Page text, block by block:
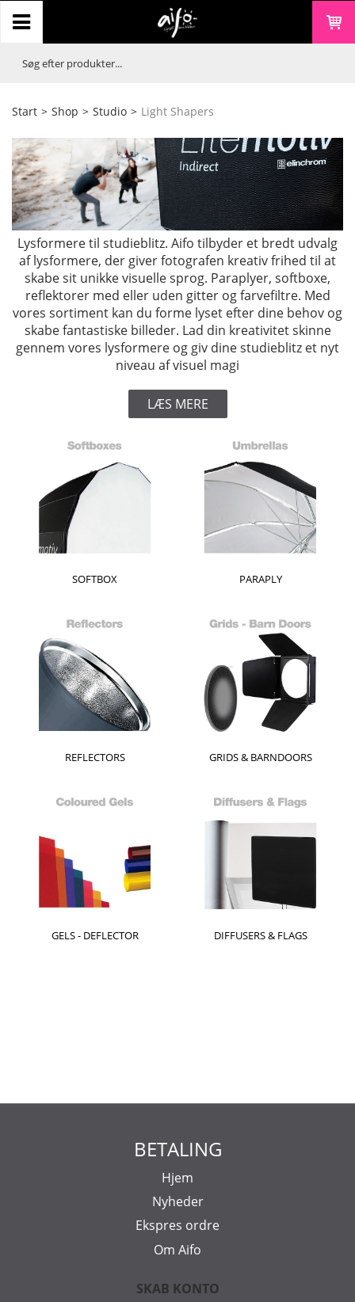
Start > Shop > Studio > Light Shapers
Lysformere til studieblitz. Aifo tilbyder et bredt udvalg
af lysformere, der giver fotografen kreativ frihed til at
skabe sit unikke visuelle sprog. Paraplyer, softboxe,
reflektorer med eller uden gitter og farvefiltre. Med
vores sortiment kan du forme lyset efter dine behov og
skabe fantastiske billeder. Lad din kreativitet skinne
gennem vores lysformere og giv dine studieblitz et nyt
niveau af visuel magi
LÆS MERE
SOFTBOX PARAPLY
REFLECTORS GRIDS & BARNDOORS
GELS - DEFLECTOR DIFFUSERS & FLAGS
BETALING
Hjem
Nyheder
Ekspres ordre
Om Aifo
SKAB KONTO